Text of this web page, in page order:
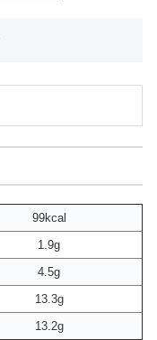
99kcal
1.9g
4.5g
13.3g
13.2g